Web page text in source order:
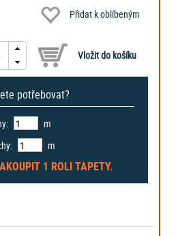
Přidat k oblíbeným
potřebovat?
m
m
1 ROLITAPETY.